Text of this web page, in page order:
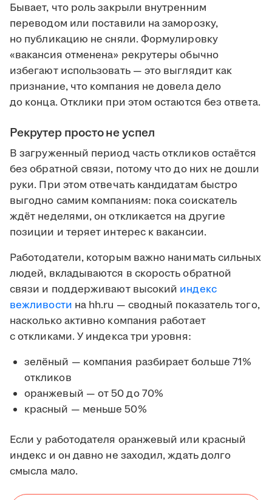
Бывает, что роль закрыли внутренним
переводом или поставили на заморозку,
но публикацию не сняли. Формулировку
«вакансия отменена» рекрутеры обычно
избегают использовать — это выглядит как
признание, что компания не довела дело
до конца. Отклики при этом остаются без ответа.
Рекрутер просто не успел
В загруженный период часть откликов остаётся
без обратной связи, потому что до них не дошли
руки. При этом отвечать кандидатам быстро
выгодно самим компаниям: пока соискатель
ждёт неделями, он откликается на другие
позиции и теряет интерес к вакансии.
Работодатели, которым важно нанимать сильных
людей, вкладываются в скорость обратной
связи и поддерживают высокий индекс
вежливости на hh.ru — сводный показатель того,
насколько активно компания работает
с откликами. У индекса три уровня:
зелёный — компания разбирает больше 71%
откликов
оранжевый — от 50 до 70%
красный — меньше 50%
Если у работодателя оранжевый или красный
индекс и он давно не заходил, ждать долго
смысла мало.